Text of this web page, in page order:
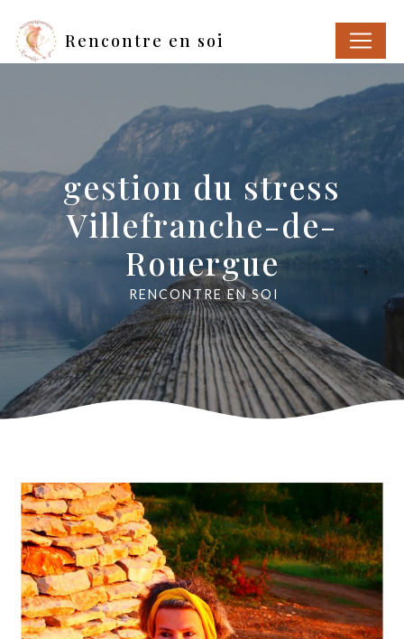
Rencontre en soi
gestion du stress
Villefranche-de-
Rouergue
RENCONTRE EN SOI